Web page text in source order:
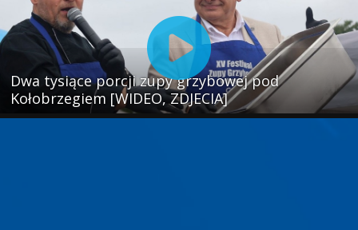
Dwa tysiące porcji zupy grzybowej pod
Kołobrzegiem [WIDEO, ZDJECIA]